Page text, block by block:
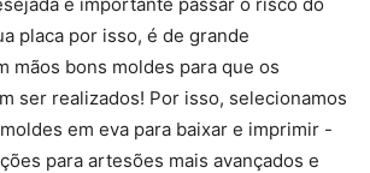
placa por isso, é de grande
mãos bons moldes para que os
ser realizados! Por isso, selecionamos
em eva para baixar e imprimir -
para artesões mais avançados e